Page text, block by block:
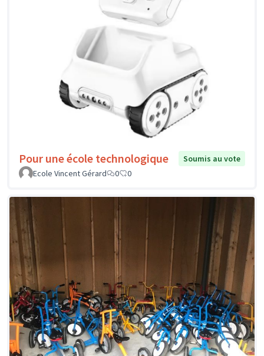
Pour une école technologique
Soumis au vote
Ecole Vincent Gérard
0 0